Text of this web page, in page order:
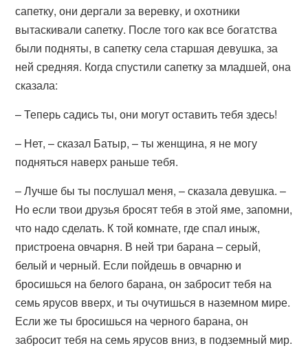
сапетку, они дергали за веревку, и охотники
вытаскивали сапетку. После того как все богатства
были подняты, в сапетку села старшая девушка, за
ней средняя. Когда спустили сапетку за младшей, она
сказала:
– Теперь садись ты, они могут оставить тебя здесь!
– Нет, – сказал Батыр, – ты женщина, я не могу
подняться наверх раньше тебя.
– Лучше бы ты послушал меня, – сказала девушка. –
Но если твои друзья бросят тебя в этой яме, запомни,
что надо сделать. К той комнате, где спал иныж,
пристроена овчарня. В ней три барана – серый,
белый и черный. Если пойдешь в овчарню и
бросишься на белого барана, он забросит тебя на
семь ярусов вверх, и ты очутишься в наземном мире.
Если же ты бросишься на черного барана, он
забросит тебя на семь ярусов вниз, в подземный мир.